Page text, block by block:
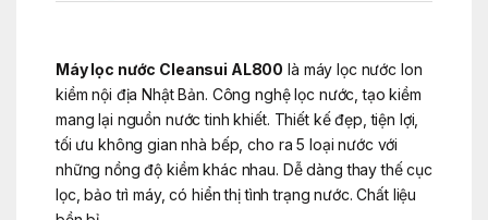
Máy lọc nước Cleansui AL800 là máy lọc nước Ion
kiềm nội địa Nhật Bản. Công nghệ lọc nước, tạo kiềm
mang lại nguồn nước tinh khiết. Thiết kế đẹp, tiện lợi,
tối ưu không gian nhà bếp, cho ra 5 loại nước với
những nồng độ kiềm khác nhau. Dễ dàng thay thế cục
lọc, bảo trì máy, có hiển thị tình trạng nước. Chất liệu